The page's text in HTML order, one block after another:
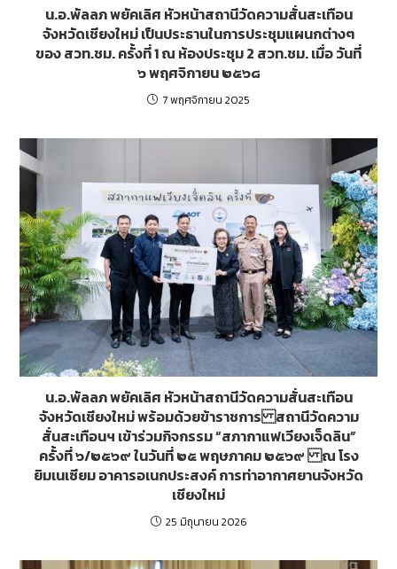
น.อ.พัลลภ พยัคเลิศ หัวหน้าสถานีวัดความสั่นสะเทือน
จังหวัดเชียงใหม่ เป็นประธานในการประชุมแผนกต่างๆ
ของ สวท.ชม. ครั้งที่ 1 ณ ห้องประชุม 2 สวท.ชม. เมื่อ วันที่
๖ พฤศจิกายน ๒๕๖๘
7 พฤศจิกายน 2025
น.อ.พัลลภ พยัคเลิศ หัวหน้าสถานีวัดความสั่นสะเทือน
จังหวัดเชียงใหม่ พร้อมด้วยข้าราชการ สถานีวัดความ
สั่นสะเทือนฯ เข้าร่วมกิจกรรม “สภากาแฟเวียงเจ็ดลิน”
ครั้งที่ ๖/๒๕๖๙ ในวันที่ ๒๕ พฤษภาคม ๒๕๖๙ ณ โรง
ยิมเนเซียม อาคารอเนกประสงค์ การท่าอากาศยานจังหวัด
เชียงใหม่
25 มิถุนายน 2026